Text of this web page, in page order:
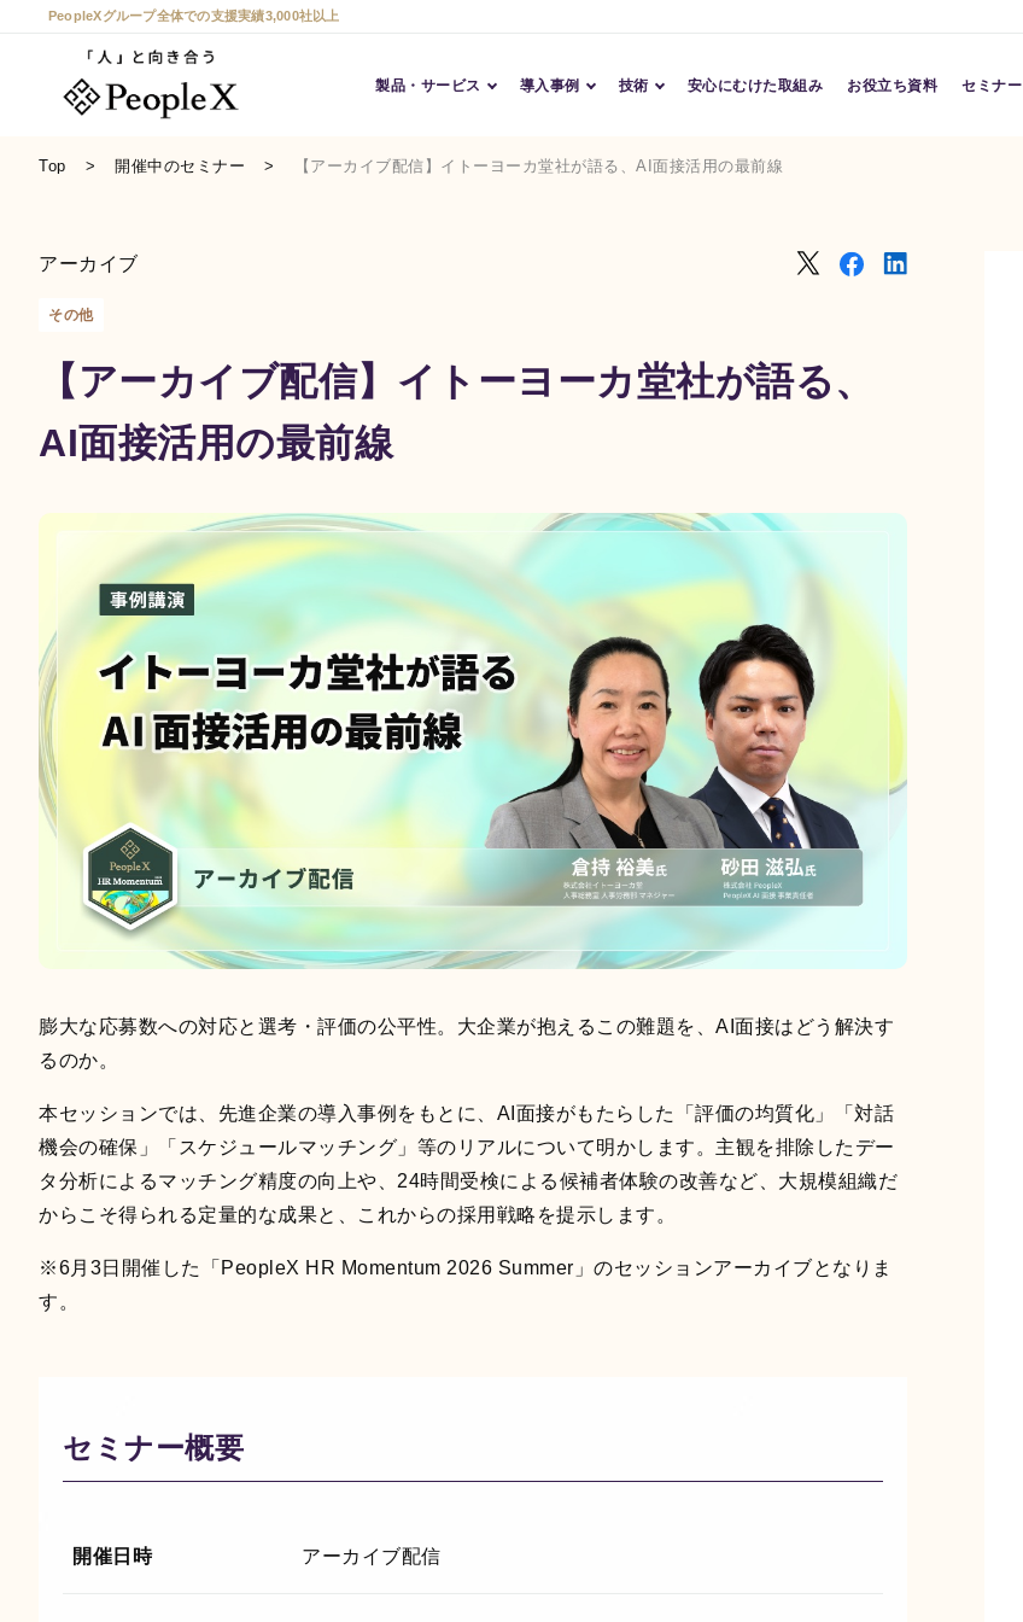
PeopleXグループ全体での支援実績3,000社以上
製品・サービス 導入事例
導入事例
技術
Conversation AI
安心にむけた取組み お役立ち資料 セミナー
Top 開催中のセミナー 【アーカイブ配信】イトーヨーカ堂社が語る、AI面接活用の最前線
アーカイブ
その他
【アーカイブ配信】イトーヨーカ堂社が語る、
AI面接活用の最前線
膨大な応募数への対応と選考・評価の公平性。大企業が抱えるこの難題を、AI面接はどう解決す
るのか。
本セッションでは、先進企業の導入事例をもとに、AI面接がもたらした「評価の均質化」「対話
機会の確保」「スケジュールマッチング」等のリアルについて明かします。主観を排除したデー
タ分析によるマッチング精度の向上や、24時間受検による候補者体験の改善など、大規模組織だ
からこそ得られる定量的な成果と、これからの採用戦略を提示します。
※6月3日開催した「PeopleX HR Momentum 2026 Summer」のセッションアーカイブとなりま
す。
セミナー概要
開催日時 アーカイブ配信